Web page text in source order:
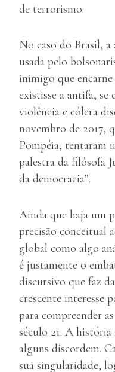
de terrorismo.
No caso do Brasil, a
usada pelo
inimigo que
existisse a antifa,
violência e cólera
novembro de 2017,
Pompéia, tentaram
palestra da filósofa
da democracia”.
Ainda que haja um
precisão conceitual
global como algo
é justamente o
discursivo que faz
crescente interesse
para compreender
século 21. A história
alguns discordem.
sua singularidade,